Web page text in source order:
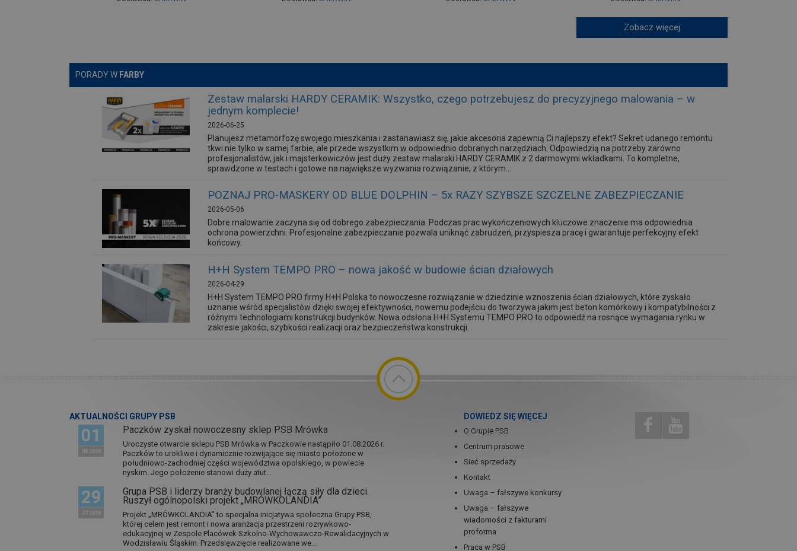
Zobacz więcej
PORADY W FARBY
Zestaw malarski HARDY CERAMIK: Wszystko, czego potrzebujesz do precyzyjnego malowania – w
jednym komplecie!
2026-06-25
Planujesz metamorfozę swojego mieszkania i zastanawiasz się, jakie akcesoria zapewnią Ci najlepszy efekt? Sekret udanego remontu
tkwi nie tylko w samej farbie, ale przede wszystkim w odpowiednio dobranych narzędziach. Odpowiedzią na potrzeby zarówno
profesjonalistów, jak i majsterkowiczów jest duży zestaw malarski HARDY CERAMIK z 2 darmowymi wkładkami. To kompletne,
sprawdzone w testach i gotowe na największe wyzwania rozwiązanie, z którym...
POZNAJ PRO-MASKERY OD BLUE DOLPHIN – 5x RAZY SZYBSZE SZCZELNE ZABEZPIECZANIE
2026-05-06
Dobre malowanie zaczyna się od dobrego zabezpieczania. Podczas prac wykończeniowych kluczowe znaczenie ma odpowiednia
ochrona powierzchni. Profesjonalne zabezpieczanie pozwala uniknąć zabrudzeń, przyspiesza pracę i gwarantuje perfekcyjny efekt
końcowy.
H+H System TEMPO PRO – nowa jakość w budowie ścian działowych
2026-04-29
H+H System TEMPO PRO firmy H+H Polska to nowoczesne rozwiązanie w dziedzinie wznoszenia ścian działowych, które zyskało
uznanie wśród specjalistów dzięki swojej efektywności, nowemu podejściu do tworzywa jakim jest beton komórkowy i kompatybilności z
różnymi technologiami konstrukcji budynków. Nowa odsłona H+H Systemu TEMPO PRO to odpowiedź na rosnące wymagania rynku w
zakresie jakości, szybkości realizacji oraz bezpieczeństwa konstrukcji...
AKTUALNOŚCI GRUPY PSB
01
08 2026
Paczków zyskał nowoczesny sklep PSB Mrówka
Uroczyste otwarcie sklepu PSB Mrówka w Paczkowie nastąpiło 01.08.2026 r.
Paczków to urokliwe i dynamicznie rozwijające się miasto położone w
południowo-zachodniej części województwa opolskiego, w powiecie
nyskim. Jego położenie stanowi duży atut...
29
07 2026
Grupa PSB i liderzy branży budowlanej łączą siły dla dzieci.
Ruszył ogólnopolski projekt „MRÓWKOLANDIA”
Projekt „MRÓWKOLANDIA” to specjalna inicjatywa społeczna Grupy PSB,
której celem jest remont i nowa aranżacja przestrzeni rozrywkowo-
edukacyjnej w Zespole Placówek Szkolno-Wychowawczo-Rewalidacyjnych w
Wodzisławiu Śląskim. Przedsięwzięcie realizowane we...
DOWIEDZ SIĘ WIĘCEJ
O Grupie PSB
Centrum prasowe
Sieć sprzedaży
Kontakt
Uwaga – fałszywe konkursy
Uwaga – fałszywe
wiadomości z fakturami
proforma
Praca w PSB